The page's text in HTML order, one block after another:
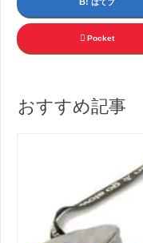
はてブ
Pocket
おすすめ記事